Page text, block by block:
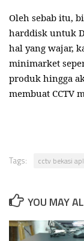
Oleh sebab itu,
harddisk untuk
hal yang wajar,
minimarket
produk hingga
membuat CCTV
Tags: cctv bekasi
YOU MAY